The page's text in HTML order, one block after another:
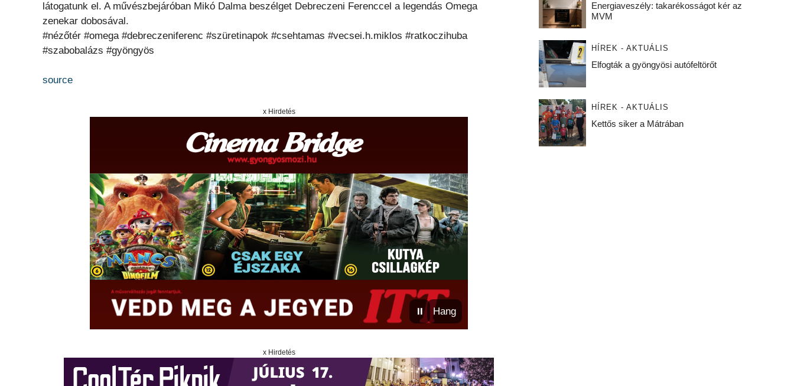
látogatunk el. A művészbejáróban Mikó Dalma beszélget Debreczeni Ferenccel a legendás Omega
zenekar dobosával.
#nézőtér #omega #debreczeniferenc #szüretinapok #csehtamas #vecsei.h.miklos #ratkoczihuba
#szabobalázs #gyöngyös
source
x Hirdetés
⏸ Hang
x Hirdetés
Energiaveszély: takarékosságot kér az
MVM
HÍREK - AKTUÁLIS
Elfogták a gyöngyösi autófeltörőt
HÍREK - AKTUÁLIS
Kettős siker a Mátrában